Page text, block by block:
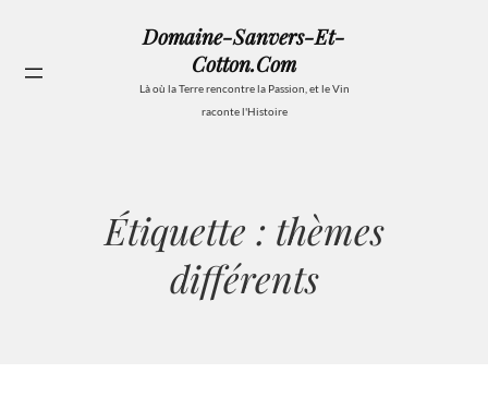
contenu
Domaine-Sanvers-Et-
Cotton.com
Là où la Terre rencontre la Passion, et le Vin
raconte l'Histoire
Étiquette : thèmes
différents